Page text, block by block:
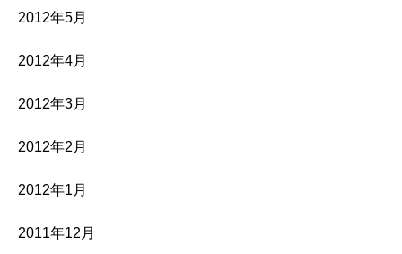
2012年5月
2012年4月
2012年3月
2012年2月
2012年1月
2011年12月